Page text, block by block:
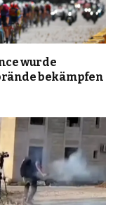
wurde
bekämpfen